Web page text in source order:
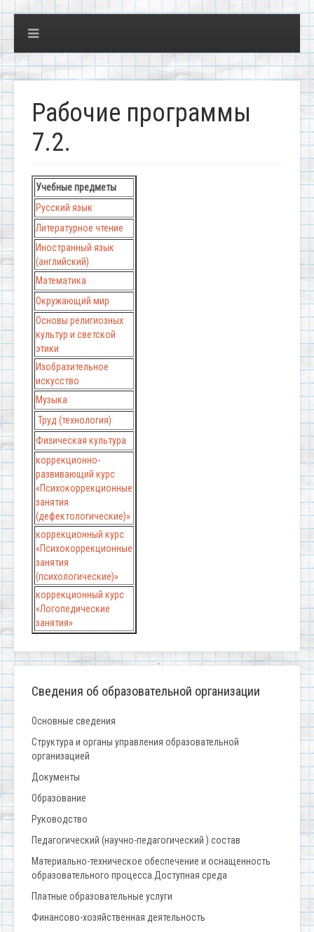
Рабочие программы
7.2.
Учебные предметы
Русский язык
Литературное чтение
Иностранный язык
(английский)
Математика
Окружающий мир
Основы религиозных
культур и светской
этики
Изобразительное
искусство
Музыка
Труд (технология)
Физическая культура
коррекционно-
развивающий курс
«Психокоррекционные
занятия
(дефектологические)»
коррекционный курс
«Психокоррекционные
занятия
(психологические)»
коррекционный курс
«Логопедические
занятия»
Сведения об образовательной организации
Основные сведения
Структура и органы управления образовательной
организацией
Документы
Образование
Руководство
Педагогический (научно-педагогический ) состав
Материально-техническое обеспечение и оснащенность
образовательного процесса.Доступная среда
Платные образовательные услуги
Финансово-хозяйственная деятельность